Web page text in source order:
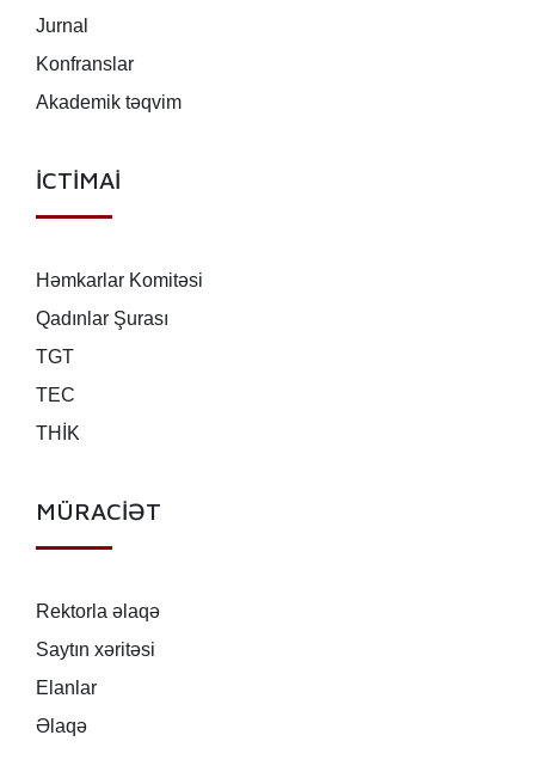
Jurnal
Konfranslar
Akademik təqvim
İCTİMAİ
Həmkarlar Komitəsi
Qadınlar Şurası
TGT
TEC
THİK
MÜRACİƏT
Rektorla əlaqə
Saytın xəritəsi
Elanlar
Əlaqə